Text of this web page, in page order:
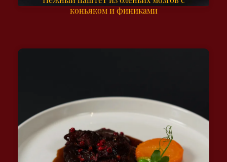
коньяком и финиками